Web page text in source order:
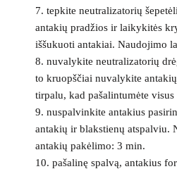
7. tepkite neutralizatorių
antakių pradžios ir laikykitės
iššukuoti antakiai. Naudojimo
8. nuvalykite neutralizatorių
to kruopščiai nuvalykite
tirpalu, kad pašalintumėte
9. nuspalvinkite antakius
antakių ir blakstienų atspalviu.
antakių pakėlimo: 3 min.
10. pašalinę spalvą, antakius